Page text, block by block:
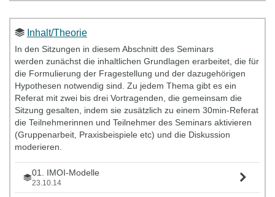
Inhalt/Theorie
In den Sitzungen in diesem Abschnitt des Seminars
werden zunächst die inhaltlichen Grundlagen erarbeitet, die für
die Formulierung der Fragestellung und der dazugehörigen
Hypothesen notwendig sind. Zu jedem Thema gibt es ein
Referat mit zwei bis drei Vortragenden, die gemeinsam die
Sitzung gesalten, indem sie zusätzlich zu einem 30min-Referat
die Teilnehmerinnen und Teilnehmer des Seminars aktivieren
(Gruppenarbeit, Praxisbeispiele etc) und die Diskussion
moderieren.
01. IMOI-Modelle
23.10.14